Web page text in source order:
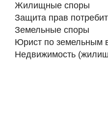
Жилищные споры
Защита прав
Земельные споры
Юрист по земельным
Недвижимость